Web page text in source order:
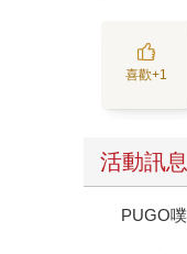
喜歡+1
活動訊息
PUGO